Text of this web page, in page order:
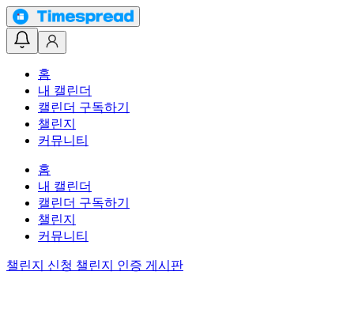
홈
내 캘린더
캘린더 구독하기
챌린지
커뮤니티
홈
내 캘린더
캘린더 구독하기
챌린지
커뮤니티
챌린지 신청 챌린지 인증 게시판